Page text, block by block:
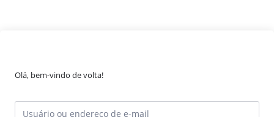
Olá, bem-vindo de volta!